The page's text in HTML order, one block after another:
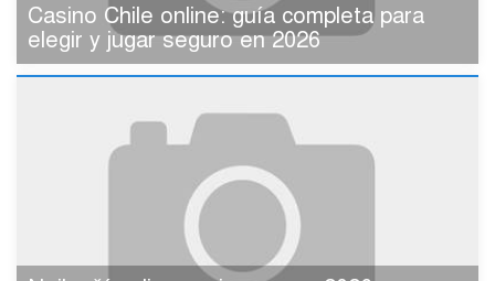
Casino Chile online: guía completa para
elegir y jugar seguro en 2026